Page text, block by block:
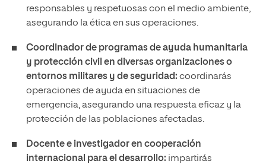
responsables y respetuosas con el medio ambiente,
asegurando la ética en sus operaciones.
Coordinador de programas de ayuda humanitaria
y protección civil en diversas organizaciones o
entornos militares y de seguridad: coordinarás
operaciones de ayuda en situaciones de
emergencia, asegurando una respuesta eficaz y la
protección de las poblaciones afectadas.
Docente e investigador en cooperación
internacional para el desarrollo: impartirás